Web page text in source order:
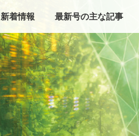
新着情報 最新号の主な記事